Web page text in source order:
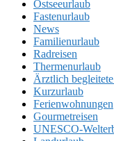
Ostseeurlaub
Fastenurlaub
News
Familienurlaub
Radreisen
Thermenurlaub
Ärztlich
Kurzurlaub
Ferienwohnungen
Gourmetreisen
UNESCO-